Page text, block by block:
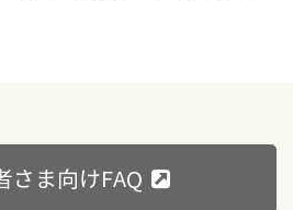
さま向けFAQ